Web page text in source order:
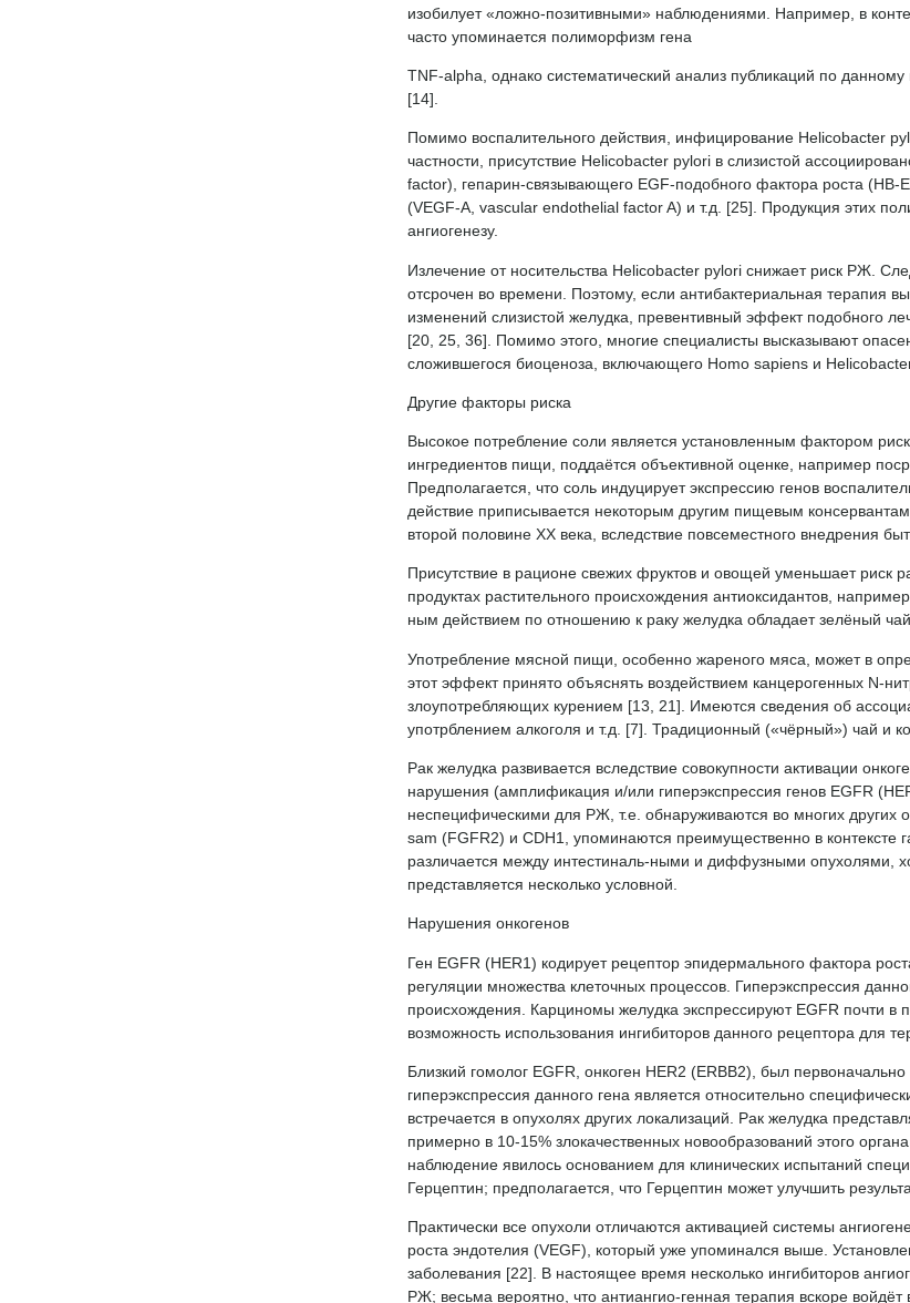
изобилует «ложно-позитивными» наблюдениями. Например, в
часто упоминается полиморфизм гена
TNF-alpha, однако систематический анализ публикаций по
[14].
Помимо воспалительного действия, инфицирование Helicobacter
частности, присутствие Helicobacter pylori в слизистой
factor), гепарин-связывающего EGF-подобного фактора роста
(VEGF-A, vascular endothelial factor A) и т.д. [25]. Продукция этих
ангиогенезу.
Излечение от носительства Helicobacter pylori снижает риск РЖ.
отсрочен во времени. Поэтому, если антибактериальная терапия
изменений слизистой желудка, превентивный эффект подобного
[20, 25, 36]. Помимо этого, многие специалисты высказывают
сложившегося биоценоза, включающего Homo sapiens и
Другие факторы риска
Высокое потребление соли является установленным фактором
ингредиентов пищи, поддаётся объективной оценке, например
Предполагается, что соль индуцирует экспрессию генов
действие приписывается некоторым другим пищевым
второй половине ХХ века, вследствие повсеместного внедрения
Присутствие в рационе свежих фруктов и овощей уменьшает риск
продуктах растительного происхождения антиоксидантов,
ным действием по отношению к раку желудка обладает зелёный
Употребление мясной пищи, особенно жареного мяса, может в
этот эффект принято объяснять воздействием канцерогенных N-
злоупотребляющих курением [13, 21]. Имеются сведения об
употрблением алкоголя и т.д. [7]. Традиционный («чёрный») чай
Рак желудка развивается вследствие совокупности активации
нарушения (амплификация и/или гиперэкспрессия генов EGFR
неспецифическими для РЖ, т.е. обнаруживаются во многих других
sam (FGFR2) и CDH1, упоминаются преимущественно в контексте
различается между интестиналь-ными и диффузными опухолями,
представляется несколько условной.
Нарушения онкогенов
Ген EGFR (HER1) кодирует рецептор эпидермального фактора
регуляции множества клеточных процессов. Гиперэкспрессия
происхождения. Карциномы желудка экспрессируют EGFR почти в
возможность использования ингибиторов данного рецептора для
Близкий гомолог EGFR, онкоген HER2 (ERBB2), был
гиперэкспрессия данного гена является относительно
встречается в опухолях других локализаций. Рак желудка
примерно в 10-15% злокачественных новообразований этого
наблюдение явилось основанием для клинических испытаний
Герцептин; предполагается, что Герцептин может улучшить
Практически все опухоли отличаются активацией системы
роста эндотелия (VEGF), который уже упоминался выше.
заболевания [22]. В настоящее время несколько ингибиторов
РЖ; весьма вероятно, что антиангио-генная терапия вскоре войдёт